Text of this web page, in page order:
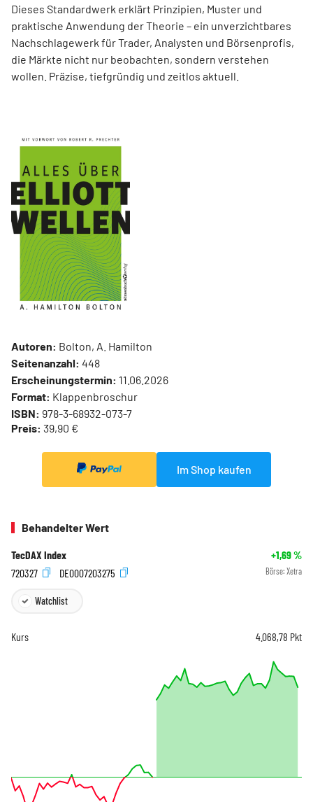
Dieses Standardwerk erklärt Prinzipien, Muster und
praktische Anwendung der Theorie – ein unverzichtbares
Nachschlagewerk für Trader, Analysten und Börsenprofis,
die Märkte nicht nur beobachten, sondern verstehen
wollen. Präzise, tiefgründig und zeitlos aktuell.
Autoren: Bolton, A. Hamilton
Seitenanzahl: 448
Erscheinungstermin: 11.06.2026
Format: Klappenbroschur
ISBN: 978-3-68932-073-7
Preis: 39,90 €
Im Shop kaufen
Behandelter Wert
TecDAX Index +1,69%
720327
DE0007203275 Börse: Xetra
Watchlist
Kurs 4.068,78 Pkt